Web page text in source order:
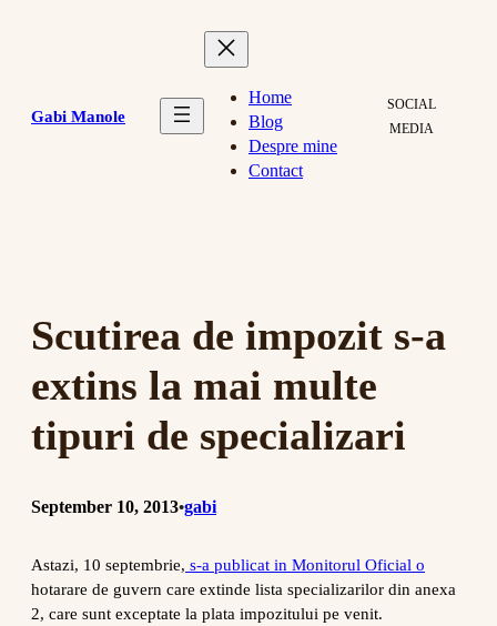
Gabi Manole
Home
Blog
Despre mine
Contact
SOCIAL
MEDIA
Scutirea de impozit s-a
extins la mai multe
tipuri de specializari
September 10, 2013•gabi
Astazi, 10 septembrie, s-a publicat in Monitorul Oficial o
hotarare de guvern care extinde lista specializarilor din anexa
2, care sunt exceptate la plata impozitului pe venit.